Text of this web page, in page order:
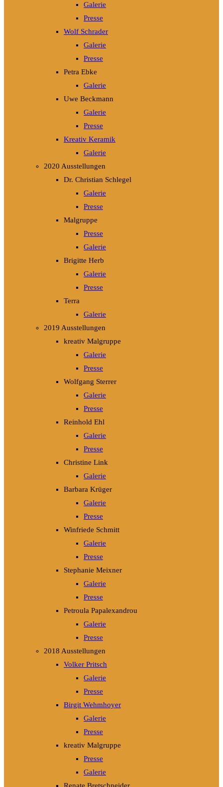
Galerie
Presse
Wolf Schrader
Galerie
Presse
Petra Ebke
Galerie
Uwe Beckmann
Galerie
Presse
Kreativ Keramik
Galerie
2020 Ausstellungen
Dr. Christian Schlegel
Galerie
Presse
Malgruppe
Presse
Galerie
Brigitte Herb
Galerie
Presse
Terra
Galerie
2019 Ausstellungen
kreativ Malgruppe
Galerie
Presse
Wolfgang Sterrer
Galerie
Presse
Reinhold Ehl
Galerie
Presse
Christine Link
Galerie
Barbara Krüger
Galerie
Presse
Winfriede Schmitt
Galerie
Presse
Stephanie Meixner
Galerie
Presse
Petroula Papalexandrou
Galerie
Presse
2018 Ausstellungen
Volker Pritsch
Galerie
Presse
Birgit Wehmhoyer
Galerie
Presse
kreativ Malgruppe
Presse
Galerie